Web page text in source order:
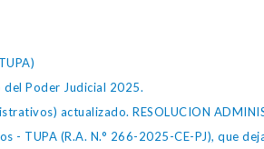
del Poder Judicial 2025.
actualizado. RESOLUCION
- TUPA (R.A. N.° 266-2025-CE-PJ), que